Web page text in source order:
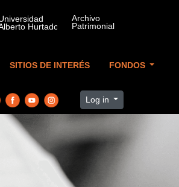
SITIOS DE INTERÉS FONDOS
Log in